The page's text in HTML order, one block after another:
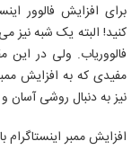
برای افزایش فالوور
کنید! البته یک شبه نیز
فالووریاب. ولی در این
مفیدی که به افزایش
نیز به دنبال روشی آسان
افزایش ممبر اینستاگرام